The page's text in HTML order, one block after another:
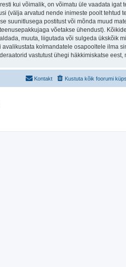
kui võimalik, on võimatu üle vaadata igat
(välja arvatud nende inimeste poolt tehtud
suunitlusega postitust või mõnda muud
võetakse ühendust).
muuta, liigutada või sulgeda ükskõik
kolmandatele osapooltele ilma
vastutust ühegi häkkimiskatse eest,
Kustuta kõik foorumi
Kontakt